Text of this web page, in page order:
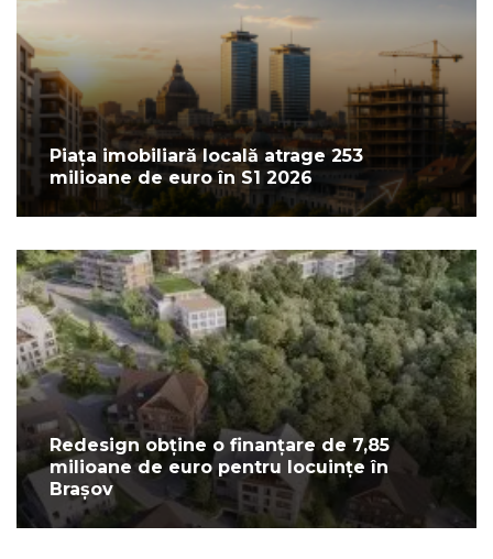
Piața imobiliară locală atrage 253
milioane de euro în S1 2026
Redesign obține o finanțare de 7,85
milioane de euro pentru locuințe în
Brașov